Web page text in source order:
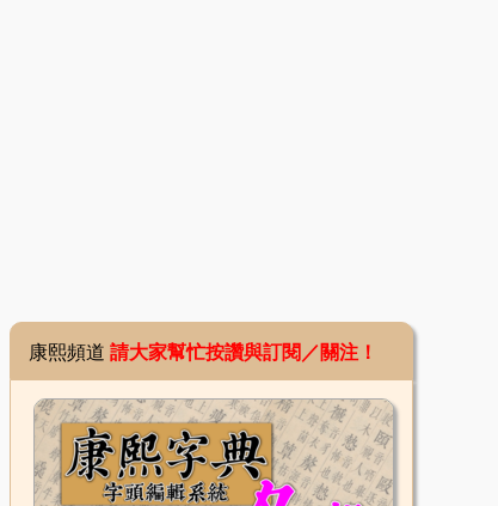
康熙頻道 請大家幫忙按讚與訂閱／關注！